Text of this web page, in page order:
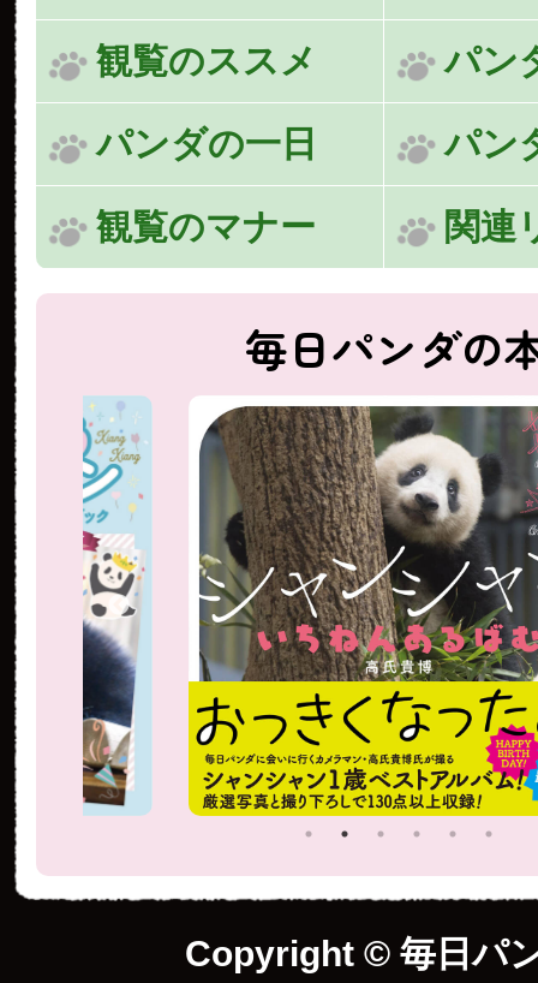
観覧のススメ パン
パンダの一日 パン
観覧のマナー 関連
毎日パンダの
Copyright © 毎日パ